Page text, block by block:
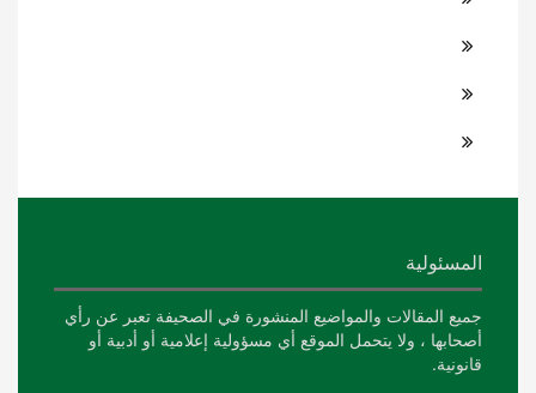
المسئولية
جميع المقالات والمواضيع المنشورة في الصحيفة تعبر عن رأي
أصحابها ، ولا يتحمل الموقع أي مسؤولية إعلامية أو أدبية أو
قانونية.